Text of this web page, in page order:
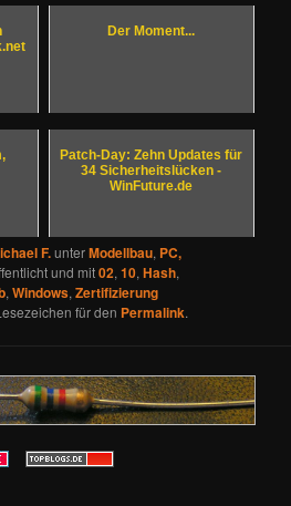
Der Moment...
Patch-Day: Zehn Updates für
34 Sicherheitslücken -
WinFuture.de
F.unterModellbau, PC,
und mit02,10,Hash,
,Windows,Zertifizierung
für den Permalink.